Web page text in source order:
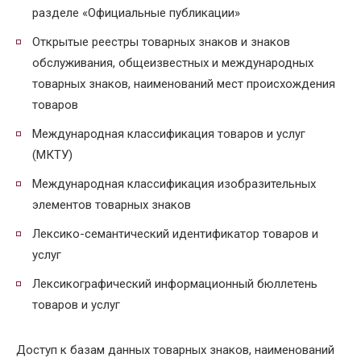
разделе «Официальные публикации»
Открытые реестры товарных знаков и знаков
обслуживания, общеизвестных и международных
товарных знаков, наименований мест происхождения
товаров
Международная классификация товаров и услуг
(МКТУ)
Международная классификация изобразительных
элементов товарных знаков
Лексико-семантический идентификатор товаров и
услуг
Лексикографический информационный бюллетень
товаров и услуг
Доступ к базам данных товарных знаков, наименований